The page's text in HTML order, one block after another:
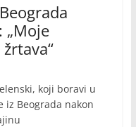
„Moje
koji boravi u
iz Beograda nakon